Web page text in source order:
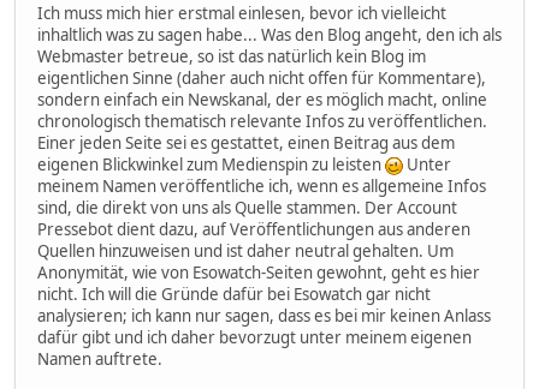
Ich muss mich hier erstmal einlesen, bevor ich vielleicht
inhaltlich was zu sagen habe... Was den Blog angeht, den ich als
Webmaster betreue, so ist das natürlich kein Blog im
eigentlichen Sinne (daher auch nicht offen für Kommentare),
sondern einfach ein Newskanal, der es möglich macht, online
chronologisch thematisch relevante Infos zu veröffentlichen.
Einer jeden Seite sei es gestattet, einen Beitrag aus dem
eigenen Blickwinkel zum Medienspin zu leisten
Unter
meinem Namen veröffentliche ich, wenn es allgemeine Infos
sind, die direkt von uns als Quelle stammen. Der Account
Pressebot dient dazu, auf Veröffentlichungen aus anderen
Quellen hinzuweisen und ist daher neutral gehalten. Um
Anonymität, wie von Esowatch-Seiten gewohnt, geht es hier
nicht. Ich will die Gründe dafür bei Esowatch gar nicht
analysieren; ich kann nur sagen, dass es bei mir keinen Anlass
dafür gibt und ich daher bevorzugt unter meinem eigenen
Namen auftrete.